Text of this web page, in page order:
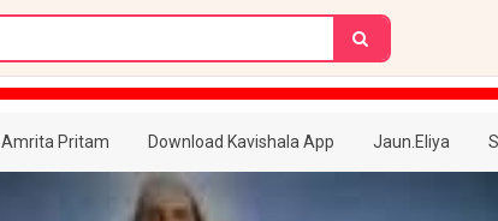
Amrita Pritam Download Kavishala App Jaun.Eliya